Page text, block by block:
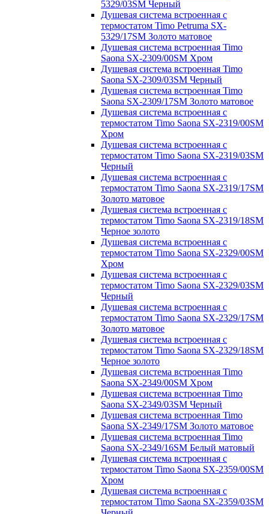
5329/03SM Черный
Душевая система встроенная с
термостатом Timo Petruma SX-
5329/17SM Золото матовое
Душевая система встроенная Timo
Saona SX-2309/00SM Хром
Душевая система встроенная Timo
Saona SX-2309/03SM Черный
Душевая система встроенная Timo
Saona SX-2309/17SM Золото матовое
Душевая система встроенная с
термостатом Timo Saona SX-2319/00SM
Хром
Душевая система встроенная с
термостатом Timo Saona SX-2319/03SM
Черный
Душевая система встроенная с
термостатом Timo Saona SX-2319/17SM
Золото матовое
Душевая система встроенная с
термостатом Timo Saona SX-2319/18SM
Черное золото
Душевая система встроенная с
термостатом Timo Saona SX-2329/00SM
Хром
Душевая система встроенная с
термостатом Timo Saona SX-2329/03SM
Черный
Душевая система встроенная с
термостатом Timo Saona SX-2329/17SM
Золото матовое
Душевая система встроенная с
термостатом Timo Saona SX-2329/18SM
Черное золото
Душевая система встроенная Timo
Saona SX-2349/00SM Хром
Душевая система встроенная Timo
Saona SX-2349/03SM Черный
Душевая система встроенная Timo
Saona SX-2349/17SM Золото матовое
Душевая система встроенная Timo
Saona SX-2349/16SM Белый матовый
Душевая система встроенная с
термостатом Timo Saona SX-2359/00SM
Хром
Душевая система встроенная с
термостатом Timo Saona SX-2359/03SM